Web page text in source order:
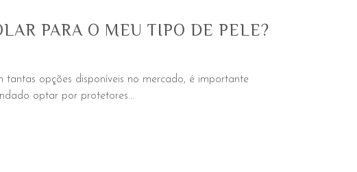
PARA O MEU TIPO DE PELE?
opções disponíveis no mercado, é importante
optar por protetores...